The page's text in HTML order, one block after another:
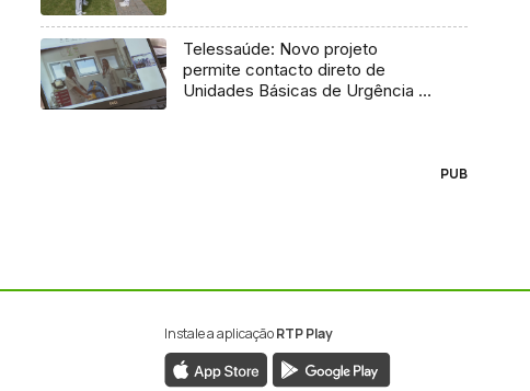
Telessaúde: Novo projeto
permite contacto direto de
Unidades Básicas de Urgência e
PUB
Instale a aplicaçãoRTP Play